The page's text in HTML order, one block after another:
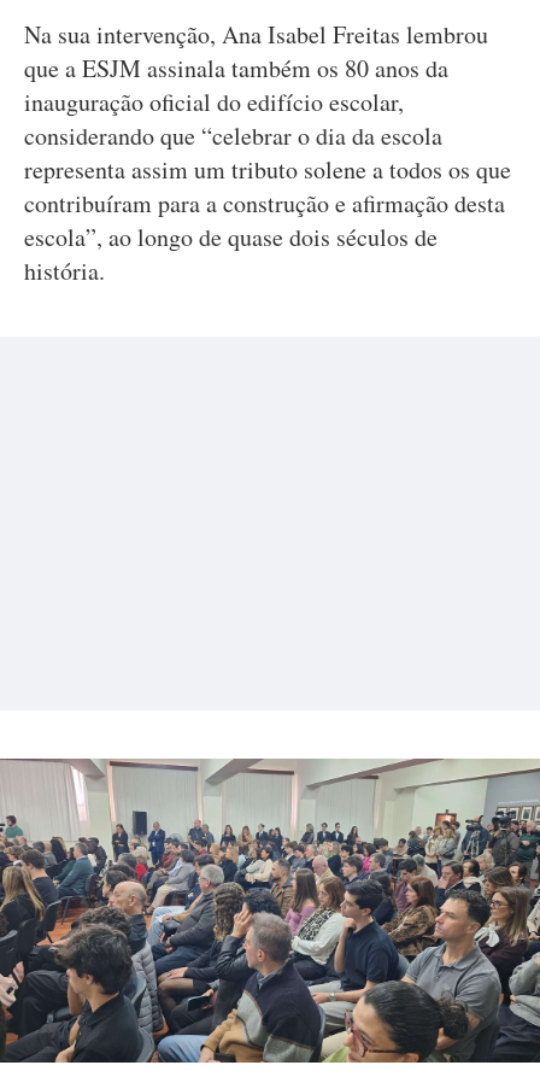
Na sua intervenção, Ana Isabel Freitas lembrou
que a ESJM assinala também os 80 anos da
inauguração oficial do edifício escolar,
considerando que “celebrar o dia da escola
representa assim um tributo solene a todos os que
contribuíram para a construção e afirmação desta
escola”, ao longo de quase dois séculos de
história.